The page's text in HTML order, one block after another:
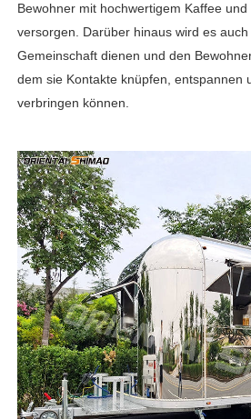
Bewohner mit hochwertigem Kaffee
versorgen. Darüber hinaus wird es
Gemeinschaft dienen und den
dem sie Kontakte knüpfen, entspannen
verbringen können.